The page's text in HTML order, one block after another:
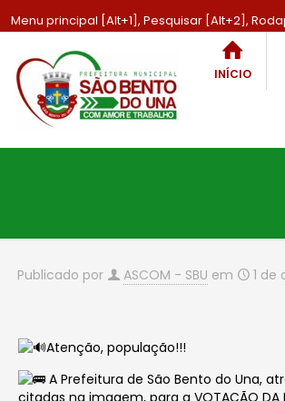
Menu principal [Alt+1], Pesquisar [Alt+2],
INÍCIO
Publicado por ASCOM - SBU em 1 de
Atenção, população!!!
A Prefeitura de São Bento do Una,
citadas na imagem, para a VOTAÇÃO DA